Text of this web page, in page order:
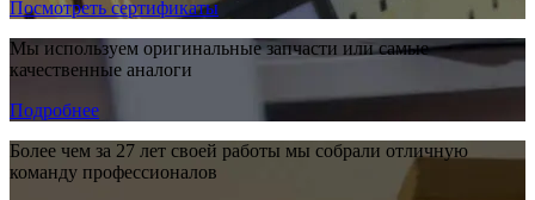
Посмотреть сертификаты
Мы используем оригинальные запчасти или самые
качественные аналоги
Подробнее
Более чем за 27 лет своей работы мы собрали отличную
команду профессионалов